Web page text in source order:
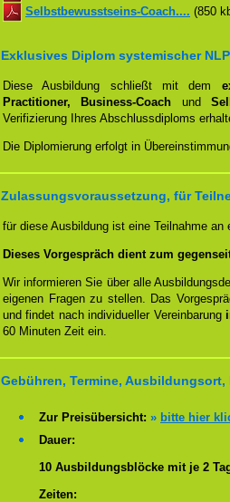
Selbstbewusstseins-Coach.... (850
Exklusives Diplom systemischer
Diese Ausbildung schließt mit dem
Practitioner, Business-Coach und
Verifizierung Ihres Abschlussdiploms
Die Diplomierung erfolgt in
Zulassungsvoraussetzung, für
für diese Ausbildung ist eine Teilnahme an
Dieses Vorgespräch dient zum
Wir informieren Sie über alle
eigenen Fragen zu stellen. Das
und findet nach individueller Vereinbarung
60 Minuten Zeit ein.
Gebühren, Termine,
Zur Preisübersicht: » bitte hier
Dauer:
10 Ausbildungsblöcke mit je 2
Zeiten: